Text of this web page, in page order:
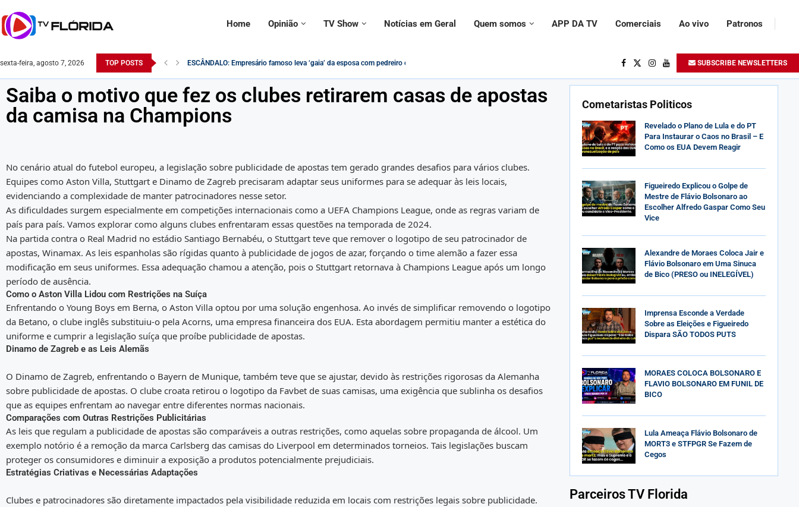
Home Opinião TV Show Notícias em Geral Quem somos APP DA TV Comerciais Ao vivo Patronos
sexta-feira, agosto 7, 2026 TOP POSTS O Exército Brasileiro na contramão da modernidade – Paulo Figueiredo SUBSCRIBE NEWSLETTERS
Saiba o motivo que fez os clubes retirarem casas de apostas
da camisa na Champions
No cenário atual do futebol europeu, a legislação sobre publicidade de apostas tem gerado grandes desafios para vários clubes.
Equipes como Aston Villa, Stuttgart e Dinamo de Zagreb precisaram adaptar seus uniformes para se adequar às leis locais,
evidenciando a complexidade de manter patrocinadores nesse setor.
As dificuldades surgem especialmente em competições internacionais como a UEFA Champions League, onde as regras variam de
país para país. Vamos explorar como alguns clubes enfrentaram essas questões na temporada de 2024.
Na partida contra o Real Madrid no estádio Santiago Bernabéu, o Stuttgart teve que remover o logotipo de seu patrocinador de
apostas, Winamax. As leis espanholas são rígidas quanto à publicidade de jogos de azar, forçando o time alemão a fazer essa
modificação em seus uniformes. Essa adequação chamou a atenção, pois o Stuttgart retornava à Champions League após um longo
período de ausência.
Como o Aston Villa Lidou com Restrições na Suíça
Enfrentando o Young Boys em Berna, o Aston Villa optou por uma solução engenhosa. Ao invés de simplificar removendo o logotipo
da Betano, o clube inglês substituiu-o pela Acorns, uma empresa financeira dos EUA. Esta abordagem permitiu manter a estética do
uniforme e cumprir a legislação suíça que proíbe publicidade de apostas.
Dinamo de Zagreb e as Leis Alemãs
O Dinamo de Zagreb, enfrentando o Bayern de Munique, também teve que se ajustar, devido às restrições rigorosas da Alemanha
sobre publicidade de apostas. O clube croata retirou o logotipo da Favbet de suas camisas, uma exigência que sublinha os desafios
que as equipes enfrentam ao navegar entre diferentes normas nacionais.
Comparações com Outras Restrições Publicitárias
As leis que regulam a publicidade de apostas são comparáveis a outras restrições, como aquelas sobre propaganda de álcool. Um
exemplo notório é a remoção da marca Carlsberg das camisas do Liverpool em determinados torneios. Tais legislações buscam
proteger os consumidores e diminuir a exposição a produtos potencialmente prejudiciais.
Estratégias Criativas e Necessárias Adaptações
Clubes e patrocinadores são diretamente impactados pela visibilidade reduzida em locais com restrições legais sobre publicidade.
Cometaristas Politicos
Revelado o Plano de Lula e do PT
Para Instaurar o Caos no Brasil – E
Como os EUA Devem Reagir
Figueiredo Explicou o Golpe de
Mestre de Flávio Bolsonaro ao
Escolher Alfredo Gaspar Como Seu
Vice
Alexandre de Moraes Coloca Jair e
Flávio Bolsonaro em Uma Sinuca
de Bico (PRESO ou INELEGÍVEL)
Imprensa Esconde a Verdade
Sobre as Eleições e Figueiredo
Dispara SÃO TODOS PUTS
MORAES COLOCA BOLSONARO E
FLAVIO BOLSONARO EM FUNIL DE
BICO
Lula Ameaça Flávio Bolsonaro de
MORT3 e STFPGR Se Fazem de
Cegos
Parceiros TV Florida